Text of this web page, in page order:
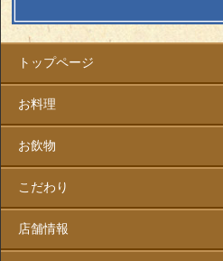
トップページ
お料理
お飲物
こだわり
店舗情報